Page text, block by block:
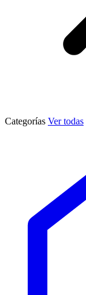
Categorías Ver todas